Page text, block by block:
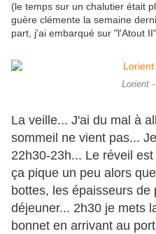
(le temps sur un chalutier était
guère clémente la semaine
part, j'ai embarqué sur "l'Atout
Lorient
La veille... J'ai du mal à
sommeil ne vient pas...
22h30-23h... Le réveil
ça pique un peu alors
bottes, les épaisseurs
déjeuner... 2h30 je mets
bonnet en arrivant au